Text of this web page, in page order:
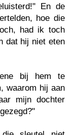
En de
hoe die
had ik toch
dat hij niet eten
bij hem te
waarom hij aan
mijn dochter